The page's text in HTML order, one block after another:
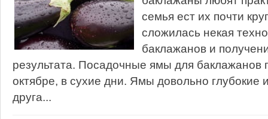
семья ест их почти
сложилась некая
баклажанов и
результата. Посадочные ямы для баклажанов
октябре, в сухие дни. Ямы довольно глубокие
друга...